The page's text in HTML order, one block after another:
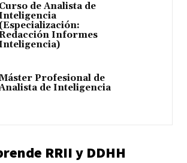
Curso de Analista de
(Especialización:
Informes
Profesional de
de Inteligencia
RRII y DDHH